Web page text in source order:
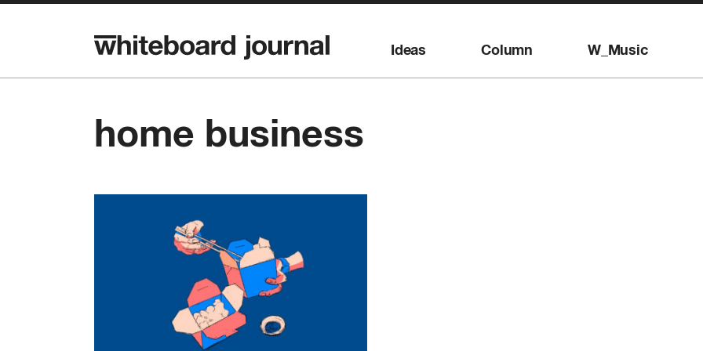
Ideas Column W_Music
home business